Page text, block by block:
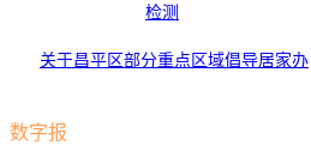
检测
关于昌平区部分重点区域倡导居家办
数字报